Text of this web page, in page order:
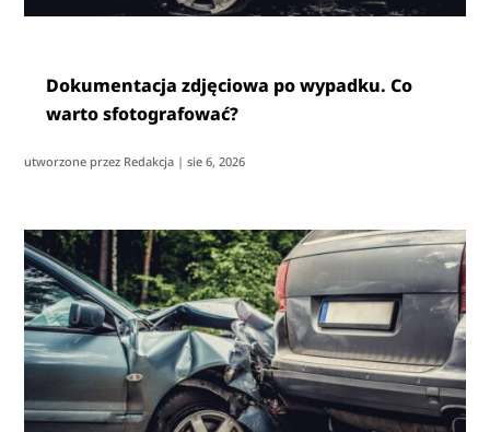
Dokumentacja zdjęciowa po wypadku. Co
warto sfotografować?
utworzone przez Redakcja |sie 6, 2026